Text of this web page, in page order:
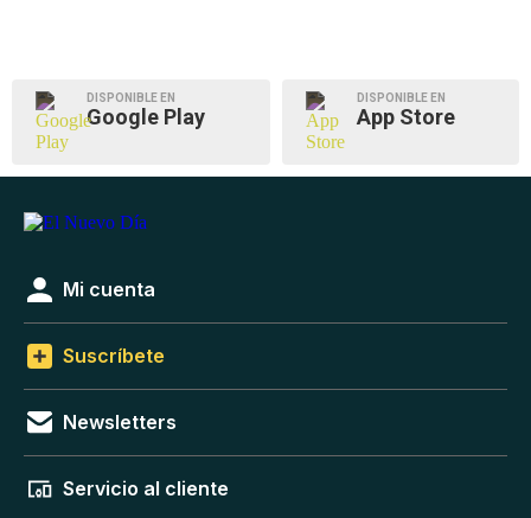
DISPONIBLE EN
Google Play
DISPONIBLE EN
App Store
Mi cuenta
Suscríbete
Newsletters
Servicio al cliente